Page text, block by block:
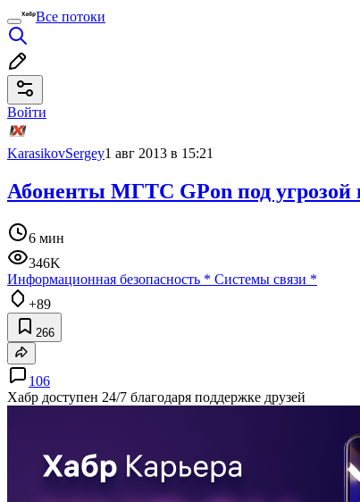
Все потоки
Войти
KarasikovSergey1 авг 2013 в 15:21
Абоненты МГТС GPon под угрозой
6 мин
346K
Информационная безопасность * Системы связи *
+89
266
106
Хабр доступен 24/7 благодаря поддержке друзей